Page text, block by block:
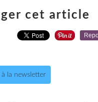
cet article
à la newsletter